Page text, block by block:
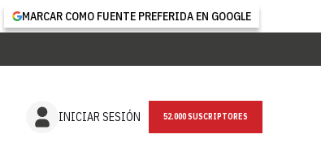
MARCAR COMO FUENTE PREFERIDA EN GOOGLE
INICIAR SESIÓN NEWSLETTER